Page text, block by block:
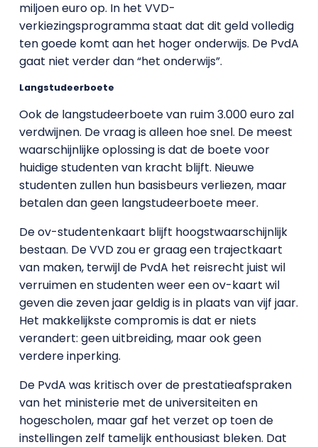
miljoen euro op. In het VVD-
verkiezingsprogramma staat dat dit geld volledig
ten goede komt aan het hoger onderwijs. De PvdA
gaat niet verder dan “het onderwijs”.
Langstudeerboete
Ook de langstudeerboete van ruim 3.000 euro zal
verdwijnen. De vraag is alleen hoe snel. De meest
waarschijnlijke oplossing is dat de boete voor
huidige studenten van kracht blijft. Nieuwe
studenten zullen hun basisbeurs verliezen, maar
betalen dan geen langstudeerboete meer.
De ov-studentenkaart blijft hoogstwaarschijnlijk
bestaan. De VVD zou er graag een trajectkaart
van maken, terwijl de PvdA het reisrecht juist wil
verruimen en studenten weer een ov-kaart wil
geven die zeven jaar geldig is in plaats van vijf jaar.
Het makkelijkste compromis is dat er niets
verandert: geen uitbreiding, maar ook geen
verdere inperking.
De PvdA was kritisch over de prestatieafspraken
van het ministerie met de universiteiten en
hogescholen, maar gaf het verzet op toen de
instellingen zelf tamelijk enthousiast bleken. Dat